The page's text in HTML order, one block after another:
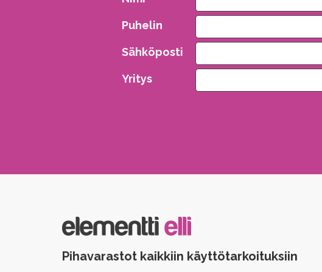
Puhelin
Sähköposti
Yritys
Pihavarastot kaikkiin käyttötarkoituksiin